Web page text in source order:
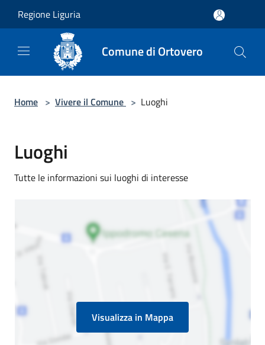
Regione Liguria
Comune di Ortovero
Home > Vivere il Comune > Luoghi
Luoghi
Tutte le informazioni sui luoghi di interesse
Visualizza in Mappa